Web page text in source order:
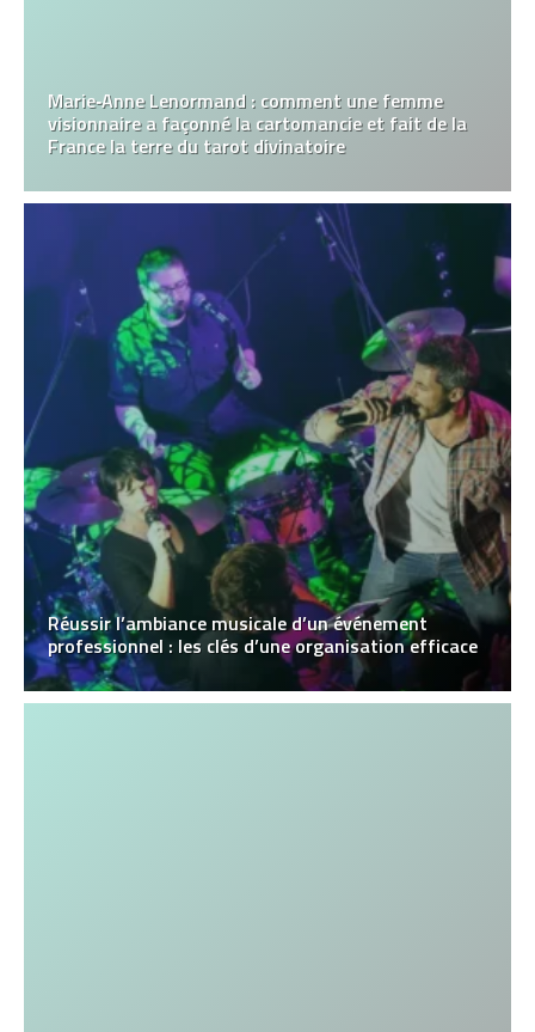
Marie‑Anne Lenormand : comment une femme
visionnaire a façonné la cartomancie et fait de la
France la terre du tarot divinatoire
Réussir l’ambiance musicale d’un événement
professionnel : les clés d’une organisation efficace